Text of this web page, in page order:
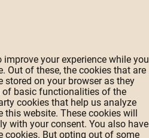
your experience while you
Out of these, the cookies that are
stored on your browser as they
of basic functionalities of the
cookies that help us analyze
this website. These cookies will
with your consent. You also have
cookies. But opting out of some